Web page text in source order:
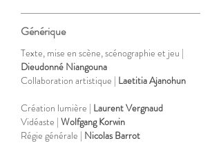
Générique
Texte, mise en scène, scénographie et jeu |
Dieudonné Niangouna
Collaboration artistique | Laetitia Ajanohun
Création lumière | Laurent Vergnaud
Vidéaste | Wolfgang Korwin
Régie générale | Nicolas Barrot